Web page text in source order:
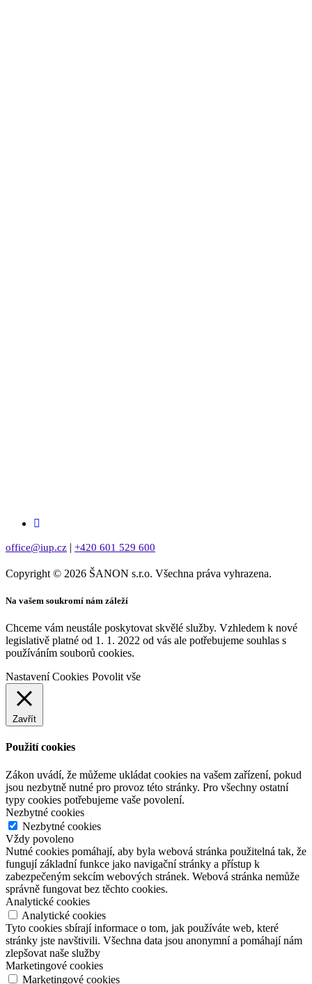
office@iup.cz | +420 601 529 600
Copyright © 2026 ŠANON s.r.o. Všechna práva vyhrazena.
Na vašem soukromí nám záleží
Chceme vám neustále poskytovat skvělé služby. Vzhledem k nové
legislativě platné od 1. 1. 2022 od vás ale potřebujeme souhlas s
používáním souborů cookies.
Nastavení Cookies Povolit vše
Zavřít
Použití cookies
Zákon uvádí, že můžeme ukládat cookies na vašem zařízení, pokud
jsou nezbytně nutné pro provoz této stránky. Pro všechny ostatní
typy cookies potřebujeme vaše povolení.
Nezbytné cookies
Nezbytné cookies
Vždy povoleno
Nutné cookies pomáhají, aby byla webová stránka použitelná tak, že
fungují základní funkce jako navigační stránky a přístup k
zabezpečeným sekcím webových stránek. Webová stránka nemůže
správně fungovat bez těchto cookies.
Analytické cookies
Analytické cookies
Tyto cookies sbírají informace o tom, jak používáte web, které
stránky jste navštivili. Všechna data jsou anonymní a pomáhají nám
zlepšovat naše služby
Marketingové cookies
Marketingové cookies